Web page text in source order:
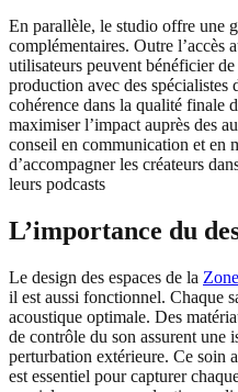
En parallèle, le studio offre une
complémentaires. Outre l’accès
utilisateurs peuvent bénéficier
production avec des spécialistes
cohérence dans la qualité finale
maximiser l’impact auprès des
conseil en communication et en
d’accompagner les créateurs
leurs podcasts
L’importance du
Le design des espaces de la
il est aussi fonctionnel. Chaque
acoustique optimale. Des
de contrôle du son assurent une
perturbation extérieure. Ce soin
est essentiel pour capturer